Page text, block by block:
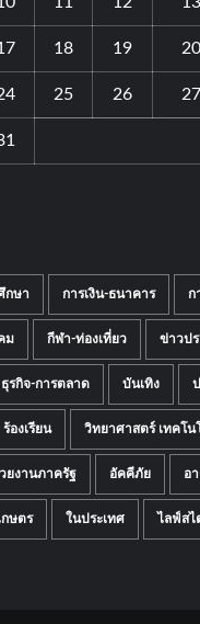
18 19 20
25 26 27
กษา การเงิน-ธนาคาร ก
ม กีฬา-ท่องเที่ยว ข่าวป
ธุรกิจ-การตลาด บันเทิง
ร้องเรียน วิทยาศาสตร์ เทคโน
ยงานภาครัฐ อัคคีภัย อ
กษตร ในประเทศ ไลฟ์สไ